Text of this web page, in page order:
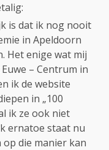
is dat ik nog nooit
in Apeldoorn
Het enige wat mij
– Centrum in
ik de website
in „100
ik ze ook niet
ernatoe staat nu
op die manier kan